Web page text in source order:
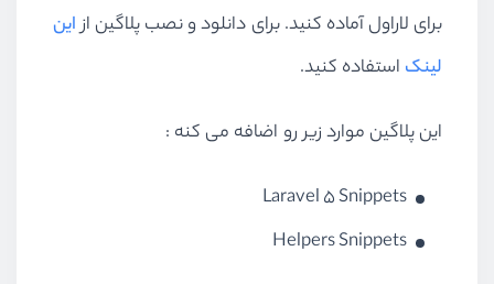
برای لاراول آماده کنید. برای دانلود و نصب پلاگین ازاین
لینک استفاده کنید.
این پلاگین موارد زیر رو اضافه می کنه :
Laravel 5 Snippets
Helpers Snippets